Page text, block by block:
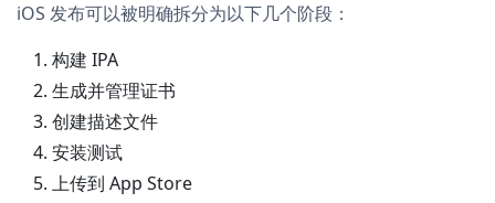
iOS 发布可以被明确拆分为以下几个阶段：
构建 IPA
生成并管理证书
创建描述文件
安装测试
上传到 App Store